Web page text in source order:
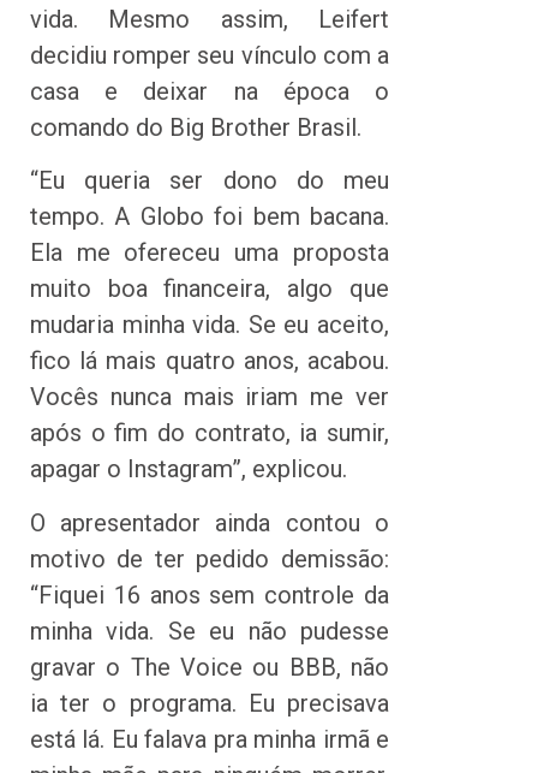
vida. Mesmo assim, Leifert
decidiu romper seu vínculo com a
casa e deixar na época o
comando do Big Brother Brasil.
“Eu queria ser dono do meu
tempo. A Globo foi bem bacana.
Ela me ofereceu uma proposta
muito boa financeira, algo que
mudaria minha vida. Se eu aceito,
fico lá mais quatro anos, acabou.
Vocês nunca mais iriam me ver
após o fim do contrato, ia sumir,
apagar o Instagram”, explicou.
O apresentador ainda contou o
motivo de ter pedido demissão:
“Fiquei 16 anos sem controle da
minha vida. Se eu não pudesse
gravar o The Voice ou BBB, não
ia ter o programa. Eu precisava
está lá. Eu falava pra minha irmã e